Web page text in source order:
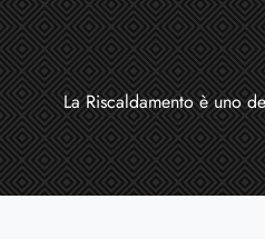
La Riscaldamento è uno